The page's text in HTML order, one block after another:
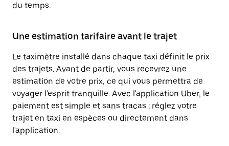
du temps.
Une estimation tarifaire avant le trajet
Le taximètre installé dans chaque taxi définit le prix
des trajets. Avant de partir, vous recevrez une
estimation de votre prix, ce qui vous permettra de
voyager l'esprit tranquille. Avec l'application Uber, le
paiement est simple et sans tracas : réglez votre
trajet en taxi en espèces ou directement dans
l'application.